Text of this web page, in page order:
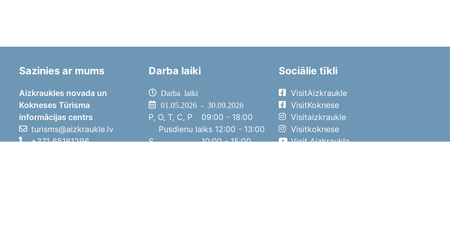
Sazinies ar mums
Aizkraukles novada un
Kokneses Tūrisma
informācijas centrs
turisms@aizkraukle.lv
+371 65161296
Darba laiki
Darba laiki
01.05.2026 - 30.09.2026
P, O, T, C, P
09:00 - 18:00
Pusdienu laiks 12:00 - 13:00
S
10:00 - 15:00
Sociālie tīkli
VisitAizkraukle
VisitKoknese
Visitaizkraukle
Visitkoknese
Visit Aizkraukle